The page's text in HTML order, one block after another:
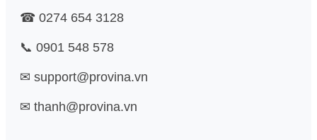
☎ 0274 654 3128
📞 0901 548 578
✉ support@provina.vn
✉ thanh@provina.vn